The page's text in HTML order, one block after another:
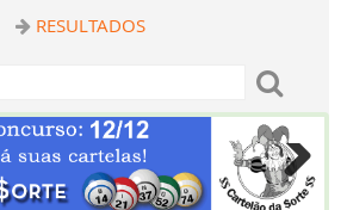
RESULTADOS
Next